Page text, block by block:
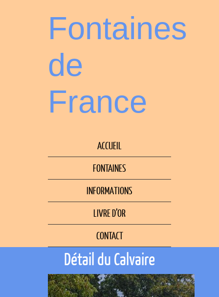
Fontaines
de
France
ACCUEIL
FONTAINES
INFORMATIONS
LIVRE D’OR
CONTACT
Détail du Calvaire